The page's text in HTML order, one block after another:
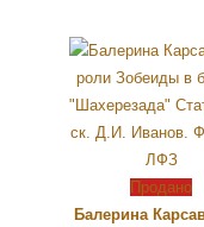
Продано
Балерина